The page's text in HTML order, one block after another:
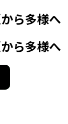
ら多様へ
ら多様へ